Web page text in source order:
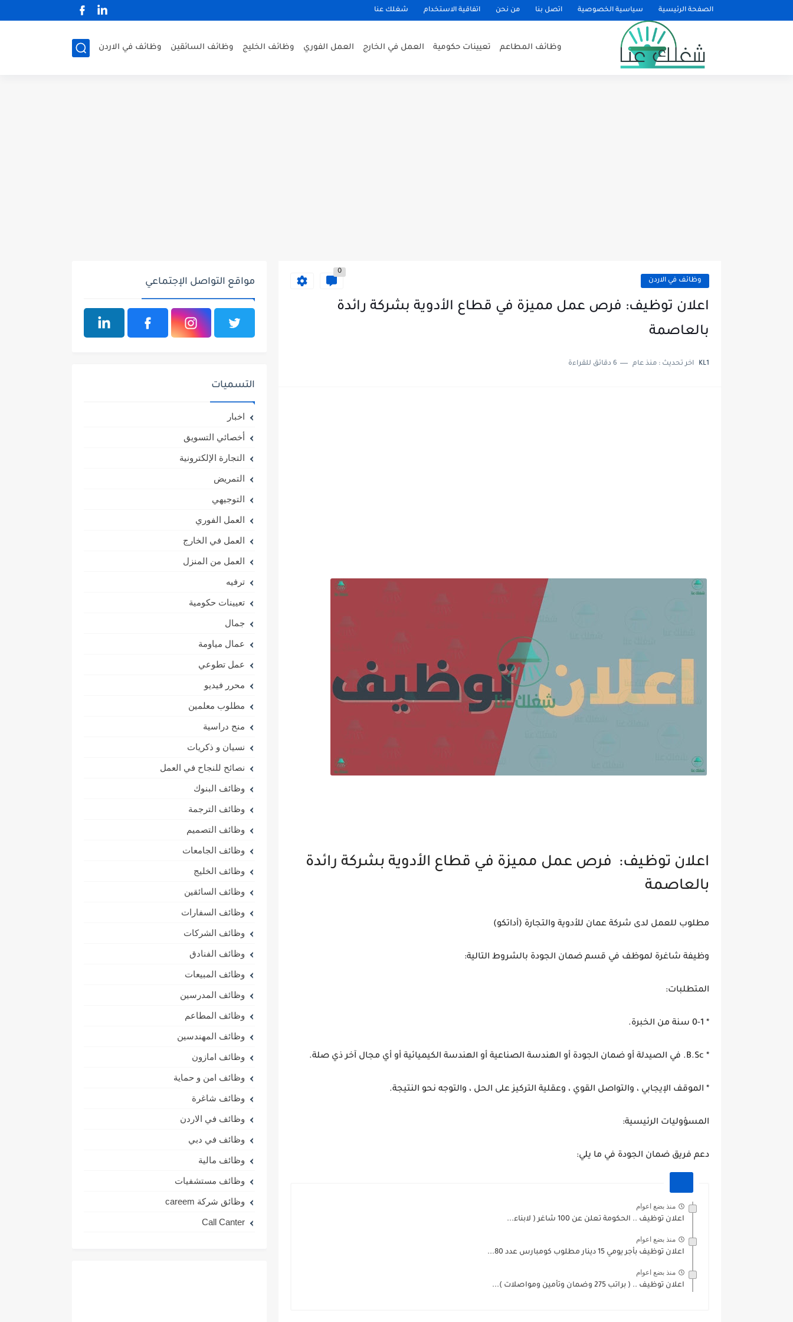
الصفحة الرئيسية سياسية الخصوصية اتصل بنا من نحن اتفاقية الاستخدام شغلك عنا
وظائف المطاعم تعيينات حكومية العمل في الخارج العمل الفوري وظائف الخليج وظائف السائقين وظائف في الاردن
وظائف في الاردن
0
اعلان توظيف: فرص عمل مميزة في قطاع الأدوية بشركة رائدة
بالعاصمة
KL1 اخر تحديث : منذ عام 6 دقائق للقراءة
اعلان توظيف: فرص عمل مميزة في قطاع الأدوية بشركة رائدة
بالعاصمة
مطلوب للعمل لدى شركة عمان للأدوية والتجارة (أداتكو)
وظيفة شاغرة لموظف في قسم ضمان الجودة بالشروط التالية:
المتطلبات:
* 0-1 سنة من الخبرة.
* B.Sc. في الصيدلة أو ضمان الجودة أو الهندسة الصناعية أو الهندسة الكيميائية أو أي مجال آخر ذي صلة.
* الموقف الإيجابي ، والتواصل القوي ، وعقلية التركيز على الحل ، والتوجه نحو النتيجة.
المسؤوليات الرئيسية:
دعم فريق ضمان الجودة في ما يلي:
منذ بضع اعوام
اعلان توظيف .. الحكومة تعلن عن 100 شاغر ( لابناء...
منذ بضع اعوام
اعلان توظيف بأجر يومي 15 دينار مطلوب كومبارس عدد 80...
منذ بضع اعوام
اعلان توظيف .. ( براتب 275 وضمان وتأمين ومواصلات )...
مواقع التواصل الإجتماعي
التسميات
اخبار
أخصائي التسويق
التجارة الإلكترونية
التمريض
التوجيهي
العمل الفوري
العمل في الخارج
العمل من المنزل
ترفيه
تعيينات حكومية
جمال
عمال مياومة
عمل تطوعي
محرر فيديو
مطلوب معلمين
منح دراسية
نسيان و ذكريات
نصائح للنجاح في العمل
وظائف البنوك
وظائف الترجمة
وظائف التصميم
وظائف الجامعات
وظائف الخليج
وظائف السائقين
وظائف السفارات
وظائف الشركات
وظائف الفنادق
وظائف المبيعات
وظائف المدرسين
وظائف المطاعم
وظائف المهندسين
وظائف امازون
وظائف امن و حماية
وظائف شاغرة
وظائف في الاردن
وظائف في دبي
وظائف مالية
وظائف مستشفيات
وظائق شركة careem
Call Canter